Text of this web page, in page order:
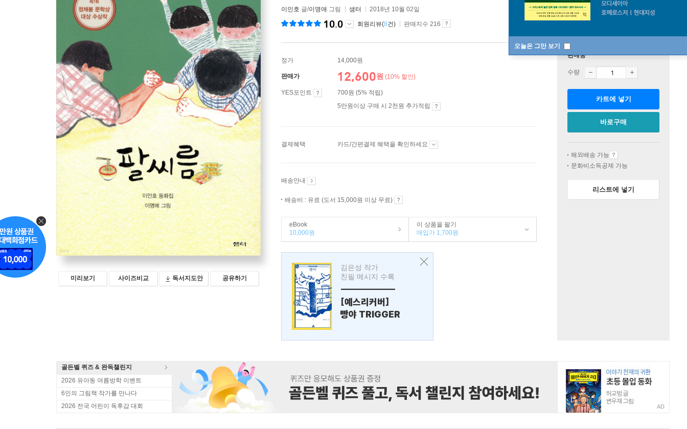
오늘은 그만 보기
미리보기 사이즈비교 독서지도안 공유하기
이인호 글/이명애 그림 샘터 2018년 10월 02일
10.0 회원리뷰(8건) 판매지수 216
정가 14,000원
판매가 12,600원 (10% 할인)
YES포인트
700원 (5% 적립)
5만원이상 구매 시 2천원 추가적립
결제혜택 카드/간편결제 혜택을 확인하세요
배송안내
배송비 : 유료 (도서 15,000원 이상 무료)
eBook
10,000원
이 상품을 팔기
매입가 1,700원
김은성 작가
친필 메시지 수록
---------------
[예스리커버]
빵야 TRIGGER
판매중
수량
카트에 넣기
바로구매
해외배송 가능
문화비소득공제 가능
리스트에 넣기
골든벨 퀴즈 & 완독챌린지
2026 유아동 여름방학 이벤트
6인의 그림책 작가를 만나다
2026 전국 어린이 독후감 대회
AD